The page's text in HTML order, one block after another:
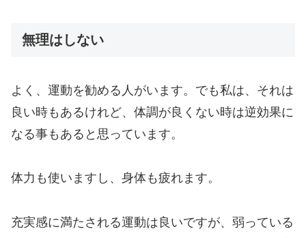
無理はしない
よく、運動を勧める人がいます。でも私は、それは
良い時もあるけれど、体調が良くない時は逆効果に
なる事もあると思っています。
体力も使いますし、身体も疲れます。
充実感に満たされる運動は良いですが、弱っている